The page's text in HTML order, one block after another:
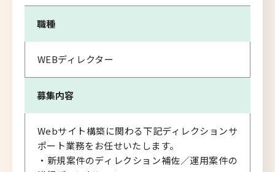
職種
WEBディレクター
募集内容
Webサイト構築に関わる下記ディレクションサ
ポート業務をお任せいたします。
・新規案件のディレクション補佐／運用案件の